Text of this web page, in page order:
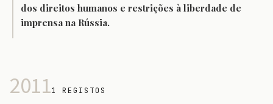
dos direitos humanos e restrições à liberdade de
imprensa na Rússia.
20111 REGISTOS